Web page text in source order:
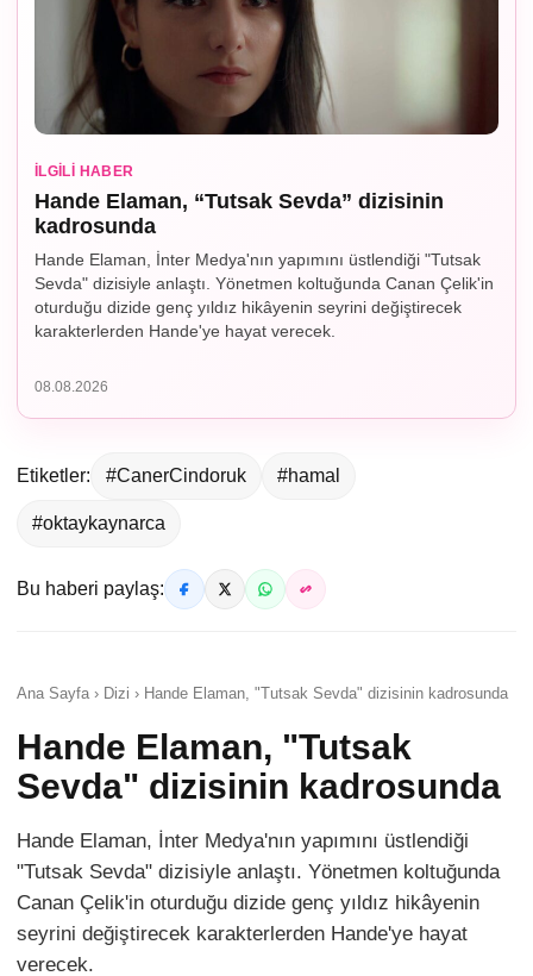
İLGILI HABER
Hande Elaman, “Tutsak Sevda” dizisinin
kadrosunda
Hande Elaman, İnter Medya'nın yapımını üstlendiği "Tutsak
Sevda" dizisiyle anlaştı. Yönetmen koltuğunda Canan Çelik'in
oturduğu dizide genç yıldız hikâyenin seyrini değiştirecek
karakterlerden Hande'ye hayat verecek.
08.08.2026
Etiketler: #CanerCindoruk #hamal
#oktaykaynarca
Bu haberi paylaş:
Ana Sayfa › Dizi › Hande Elaman, "Tutsak Sevda" dizisinin kadrosunda
Hande Elaman, "Tutsak
Sevda" dizisinin kadrosunda
Hande Elaman, İnter Medya'nın yapımını üstlendiği
"Tutsak Sevda" dizisiyle anlaştı. Yönetmen koltuğunda
Canan Çelik'in oturduğu dizide genç yıldız hikâyenin
seyrini değiştirecek karakterlerden Hande'ye hayat
verecek.